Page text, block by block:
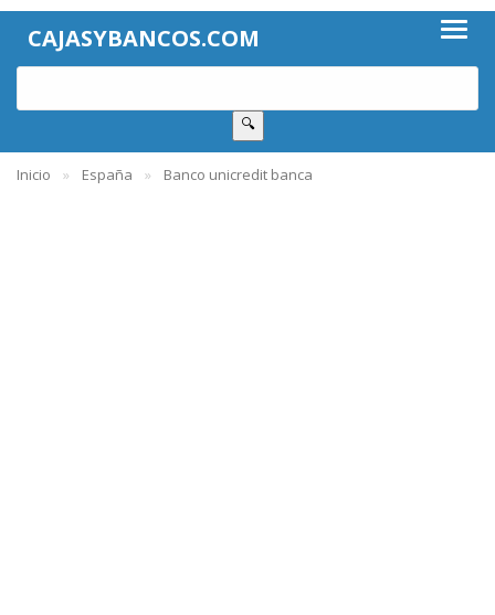
CAJASYBANCOS.COM
🔍
Inicio España Banco unicredit banca